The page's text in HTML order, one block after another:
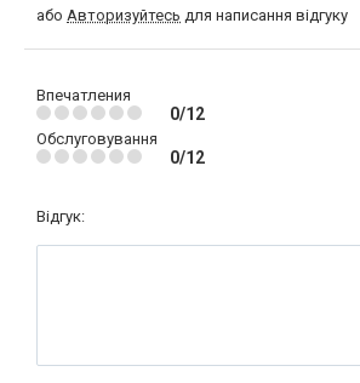
або Авторизуйтесь для написання відгуку
Впечатления
0/12
Обслуговування
0/12
Відгук: